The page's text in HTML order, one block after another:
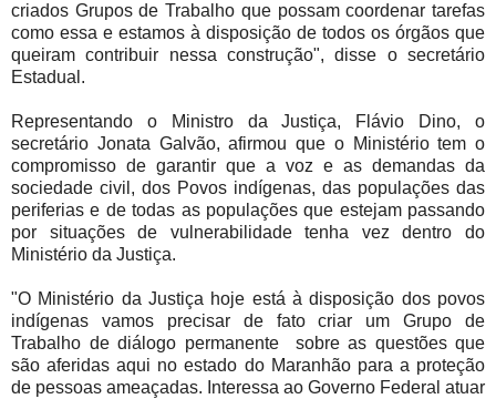
criados Grupos de Trabalho que possam coordenar tarefas
como essa e estamos à disposição de todos os órgãos que
queiram contribuir nessa construção", disse o secretário
Estadual.
Representando o Ministro da Justiça, Flávio Dino, o
secretário Jonata Galvão, afirmou que o Ministério tem o
compromisso de garantir que a voz e as demandas da
sociedade civil, dos Povos indígenas, das populações das
periferias e de todas as populações que estejam passando
por situações de vulnerabilidade tenha vez dentro do
Ministério da Justiça.
"O Ministério da Justiça hoje está à disposição dos povos
indígenas vamos precisar de fato criar um Grupo de
Trabalho de diálogo permanente sobre as questões que
são aferidas aqui no estado do Maranhão para a proteção
de pessoas ameaçadas. Interessa ao Governo Federal atuar